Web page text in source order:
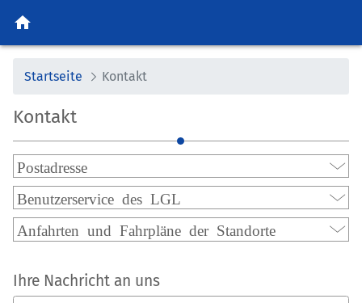
home
Startseite Kontakt
Kontakt
Postadresse
Benutzerservice des LGL
Anfahrten und Fahrpläne der Standorte
Ihre Nachricht an uns